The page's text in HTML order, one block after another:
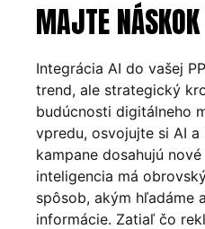
MAJTE
Integrácia AI do vašej
trend, ale strategický
budúcnosti digitálneho
vpredu, osvojujte si AI a
kampane dosahujú
inteligencia má
spôsob, akým hľadáme
informácie. Zatiaľ čo